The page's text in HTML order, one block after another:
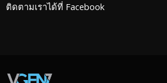
ติดตามเราได้ที่ Facebook